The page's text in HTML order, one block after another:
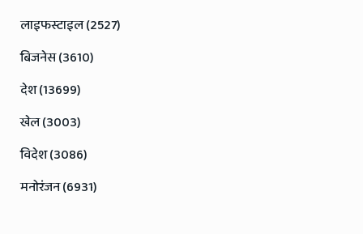
लाइफस्टाइल (2527)
बिजनेस (3610)
देश (13699)
खेल (3003)
विदेश (3086)
मनोरंजन (6931)